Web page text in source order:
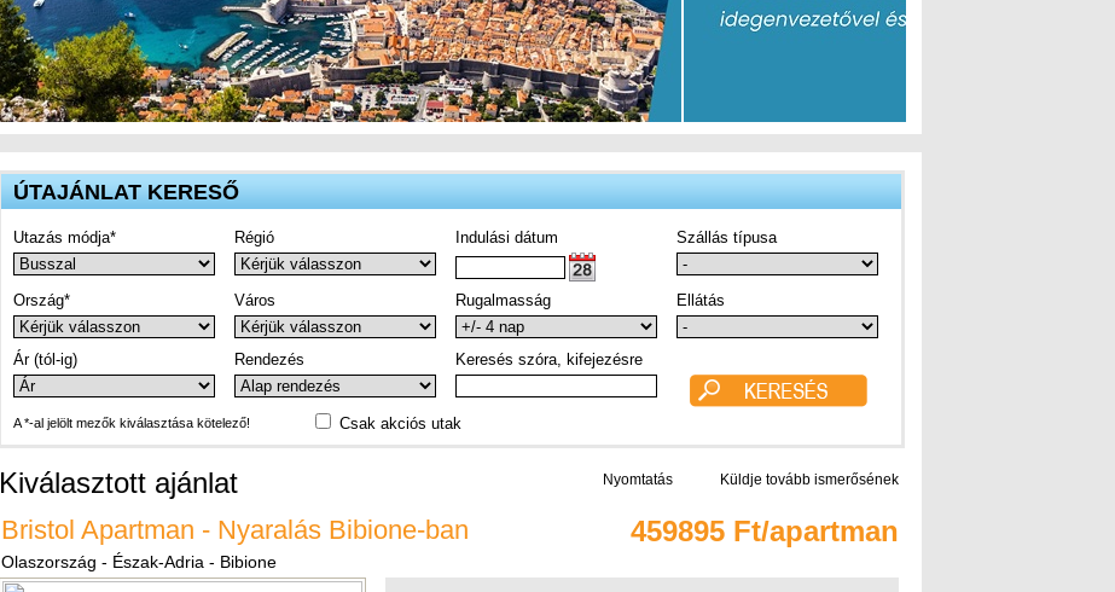
ÚTAJÁNLAT KERESŐ
Utazás módja* Régió Indulási dátum Szállás típusa
Ország* Város Rugalmasság Ellátás
Ár (tól-ig) Rendezés Keresés szóra, kifejezésre
A *-al jelölt mezők kiválasztása kötelező! Csak akciós utak
Kiválasztott ajánlat Nyomtatás Küldje tovább ismerősének
Bristol Apartman - Nyaralás Bibione-ban
Olaszország - Észak-Adria - Bibione
459895 Ft/apartman